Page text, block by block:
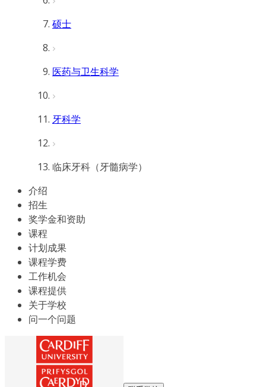
硕士
医药与卫生科学
牙科学
临床牙科（牙髓病学）
介绍
招生
奖学金和资助
课程
计划成果
课程学费
工作机会
课程提供
关于学校
问一个问题